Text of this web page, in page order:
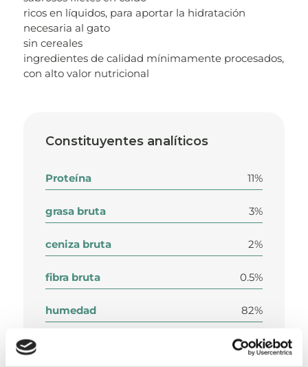
ricos en líquidos, para aportar la hidratación
necesaria al gato
sin cereales
ingredientes de calidad mínimamente procesados,
con alto valor nutricional
Constituyentes analíticos
Proteína 11%
grasa bruta 3%
ceniza bruta 2%
fibra bruta 0.5%
humedad 82%
0.21%